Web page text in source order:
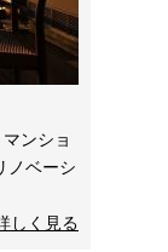
ンショ
ノベーシ
しく見る